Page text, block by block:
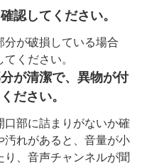
認してください。
分が破損している場合
ください。
が清潔で、異物が付
ださい。
部に詰まりがないか確
汚れがあると、音量が小
、音声チャンネルが聞